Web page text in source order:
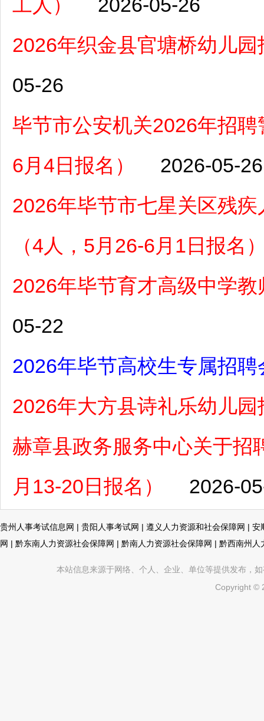
工人）
2026-05-26
2026年织金县官塘桥幼儿
05-26
毕节市公安机关2026年招
6月4日报名）
2026-05-26
2026年毕节市七星关区残
（4人，5月26-6月1日报名
2026年毕节育才高级中学
05-22
2026年毕节高校生专属招
2026年大方县诗礼乐幼儿园
赫章县政务服务中心关于招
月13-20日报名）
2026-
贵州人事考试信息网 | 贵阳人事考试网 | 遵义人力资源和社会保障网 | 安
网 | 黔东南人力资源社会保障网 | 黔南人力资源社会保障网 | 黔西南州人
本站信息来源于网络、个人、企业、单位等提供发布，
Copyright ©